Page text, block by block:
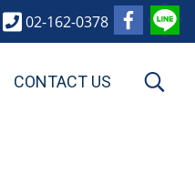
02-162-0378
CONTACT US